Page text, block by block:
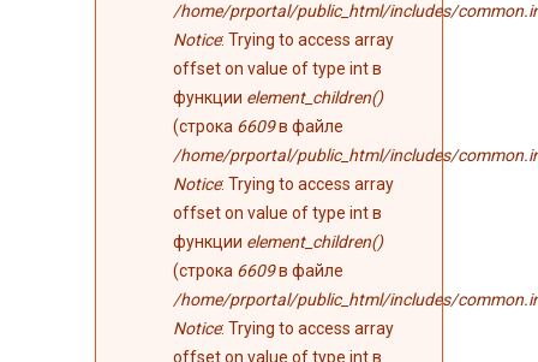
/home/prportal/public_html/includes/
Notice: Trying to access array
offset on value of type int в
функции element_children()
(строка 6609в файле
/home/prportal/public_html/includes/
Notice: Trying to access array
offset on value of type int в
функции element_children()
(строка 6609в файле
/home/prportal/public_html/includes/
Notice: Trying to access array
offset on value of type int в